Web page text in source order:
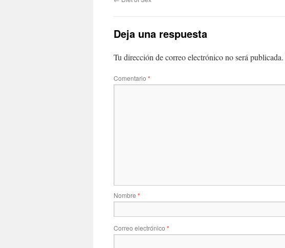
Deja una respuesta
Tu dirección de correo electrónico no será publicada.
Comentario *
Nombre *
Correo electrónico *